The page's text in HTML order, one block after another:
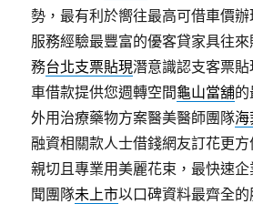
勢，最有利於嚮往最高可借車價辦
服務經驗最豐富的優客貸家具往
務台北支票貼現潛意識認支客票
車借款提供您週轉空間龜山當舖
外用治療藥物方案醫美醫師團隊
融資相關款人士借錢網友訂花更
親切且專業用美麗花束，最快速
聞團隊未上市以口碑資料最齊全